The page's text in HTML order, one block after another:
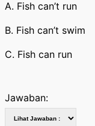
A. Fish can’t run
B. Fish can’t swim
C. Fish can run
Jawaban: